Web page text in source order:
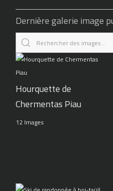
Dernière galerie image
Hourquette de
Chermentas Piau
12 Images